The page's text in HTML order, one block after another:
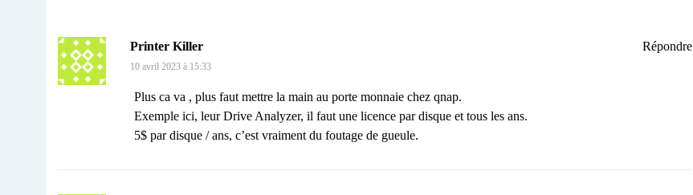
Printer Killer
10 avril 2023 à 15:33
Plus ca va , plus faut mettre la main au porte monnaie chez qnap.
Exemple ici, leur Drive Analyzer, il faut une licence par disque et tous les ans.
5$ par disque / ans, c’est vraiment du foutage de gueule.
Répondre